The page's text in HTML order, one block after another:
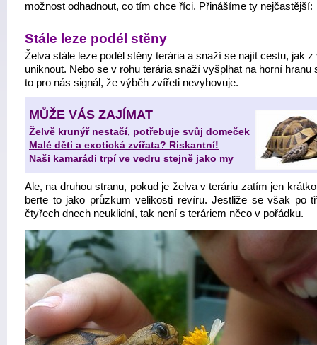
možnost odhadnout, co tím chce říci. Přinášíme ty nejčastější:
Stále leze podél stěny
Želva stále leze podél stěny terária a snaží se najít cestu, jak z
uniknout. Nebo se v rohu terária snaží vyšplhat na horní hranu
to pro nás signál, že výběh zvířeti nevyhovuje.
MŮŽE VÁS ZAJÍMAT
Želvě krunýř nestačí, potřebuje svůj domeček
Malé děti a exotická zvířata? Riskantní!
Naši kamarádi trpí ve vedru stejně jako my
Ale, na druhou stranu, pokud je želva v teráriu zatím jen
berte to jako průzkum velikosti revíru. Jestliže se však po
čtyřech dnech neuklidní, tak není s teráriem něco v pořádku.